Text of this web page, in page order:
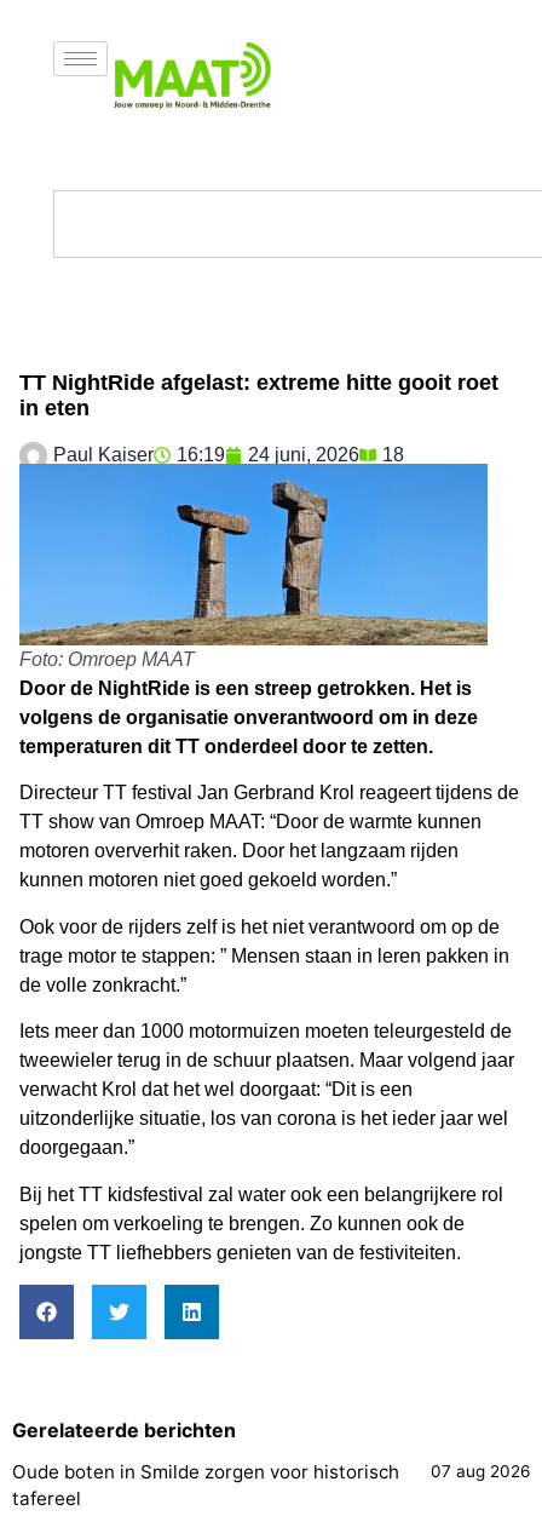
TT NightRide afgelast: extreme hitte gooit roet
in eten
Paul Kaiser 16:19 24 juni, 2026 18
Foto: Omroep MAAT
Door de NightRide is een streep getrokken. Het is
volgens de organisatie onverantwoord om in deze
temperaturen dit TT onderdeel door te zetten.
Directeur TT festival Jan Gerbrand Krol reageert tijdens de
TT show van Omroep MAAT: “Door de warmte kunnen
motoren oververhit raken. Door het langzaam rijden
kunnen motoren niet goed gekoeld worden.”
Ook voor de rijders zelf is het niet verantwoord om op de
trage motor te stappen: ” Mensen staan in leren pakken in
de volle zonkracht.”
Iets meer dan 1000 motormuizen moeten teleurgesteld de
tweewieler terug in de schuur plaatsen. Maar volgend jaar
verwacht Krol dat het wel doorgaat: “Dit is een
uitzonderlijke situatie, los van corona is het ieder jaar wel
doorgegaan.”
Bij het TT kidsfestival zal water ook een belangrijkere rol
spelen om verkoeling te brengen. Zo kunnen ook de
jongste TT liefhebbers genieten van de festiviteiten.
Gerelateerde berichten
Oude boten in Smilde zorgen voor historisch
tafereel
07 aug 2026